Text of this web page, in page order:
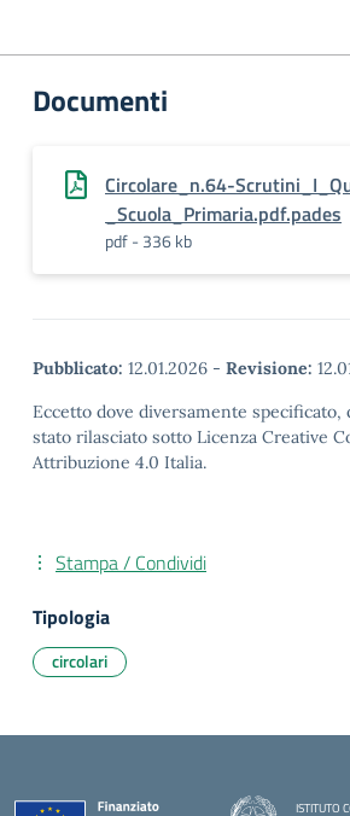
Documenti
Circolare_n.64-
_Scuola_Primaria.pdf.pades
pdf - 336 kb
Pubblicato: 12.01.2026 - Revisione:
Eccetto dove diversamente specificato,
stato rilasciato sotto Licenza Creative
Attribuzione 4.0 Italia.
Stampa / Condividi
Tipologia
circolari
ISTITUTO